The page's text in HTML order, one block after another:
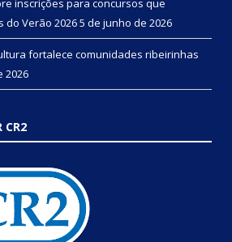
inscrições para concursos que
do Verão 20265 de junho de 2026
fortalece comunidades ribeirinhas
2026
CR2